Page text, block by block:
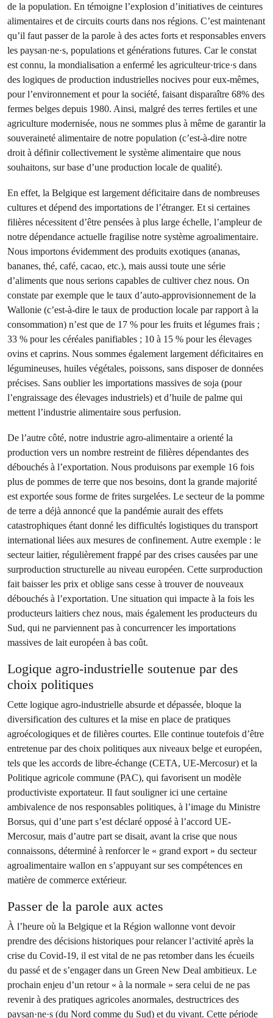
de la population. En témoigne l’explosion d’initiatives de ceintures
alimentaires et de circuits courts dans nos régions. C’est maintenant
qu’il faut passer de la parole à des actes forts et responsables envers
les paysan·ne·s, populations et générations futures. Car le constat
est connu, la mondialisation a enfermé les agriculteur·trice·s dans
des logiques de production industrielles nocives pour eux-mêmes,
pour l’environnement et pour la société, faisant disparaître 68% des
fermes belges depuis 1980. Ainsi, malgré des terres fertiles et une
agriculture modernisée, nous ne sommes plus à même de garantir la
souveraineté alimentaire de notre population (c’est-à-dire notre
droit à définir collectivement le système alimentaire que nous
souhaitons, sur base d’une production locale de qualité).
En effet, la Belgique est largement déficitaire dans de nombreuses
cultures et dépend des importations de l’étranger. Et si certaines
filières nécessitent d’être pensées à plus large échelle, l’ampleur de
notre dépendance actuelle fragilise notre système agroalimentaire.
Nous importons évidemment des produits exotiques (ananas,
bananes, thé, café, cacao, etc.), mais aussi toute une série
d’aliments que nous serions capables de cultiver chez nous. On
constate par exemple que le taux d’auto-approvisionnement de la
Wallonie (c’est-à-dire le taux de production locale par rapport à la
consommation) n’est que de 17 % pour les fruits et légumes frais ;
33 % pour les céréales panifiables ; 10 à 15 % pour les élevages
ovins et caprins. Nous sommes également largement déficitaires en
légumineuses, huiles végétales, poissons, sans disposer de données
précises. Sans oublier les importations massives de soja (pour
l’engraissage des élevages industriels) et d’huile de palme qui
mettent l’industrie alimentaire sous perfusion.
De l’autre côté, notre industrie agro-alimentaire a orienté la
production vers un nombre restreint de filières dépendantes des
débouchés à l’exportation. Nous produisons par exemple 16 fois
plus de pommes de terre que nos besoins, dont la grande majorité
est exportée sous forme de frites surgelées. Le secteur de la pomme
de terre a déjà annoncé que la pandémie aurait des effets
catastrophiques étant donné les difficultés logistiques du transport
international liées aux mesures de confinement. Autre exemple : le
secteur laitier, régulièrement frappé par des crises causées par une
surproduction structurelle au niveau européen. Cette surproduction
fait baisser les prix et oblige sans cesse à trouver de nouveaux
débouchés à l’exportation. Une situation qui impacte à la fois les
producteurs laitiers chez nous, mais également les producteurs du
Sud, qui ne parviennent pas à concurrencer les importations
massives de lait européen à bas coût.
Logique agro-industrielle soutenue par des
choix politiques
Cette logique agro-industrielle absurde et dépassée, bloque la
diversification des cultures et la mise en place de pratiques
agroécologiques et de filières courtes. Elle continue toutefois d’être
entretenue par des choix politiques aux niveaux belge et européen,
tels que les accords de libre-échange (CETA, UE-Mercosur) et la
Politique agricole commune (PAC), qui favorisent un modèle
productiviste exportateur. Il faut souligner ici une certaine
ambivalence de nos responsables politiques, à l’image du Ministre
Borsus, qui d’une part s’est déclaré opposé à l’accord UE-
Mercosur, mais d’autre part se disait, avant la crise que nous
connaissons, déterminé à renforcer le « grand export » du secteur
agroalimentaire wallon en s’appuyant sur ses compétences en
matière de commerce extérieur.
Passer de la parole aux actes
À l’heure où la Belgique et la Région wallonne vont devoir
prendre des décisions historiques pour relancer l’activité après la
crise du Covid-19, il est vital de ne pas retomber dans les écueils
du passé et de s’engager dans un Green New Deal ambitieux. Le
prochain enjeu d’un retour « à la normale » sera celui de ne pas
revenir à des pratiques agricoles anormales, destructrices des
paysan·ne·s (du Nord comme du Sud) et du vivant. Cette période